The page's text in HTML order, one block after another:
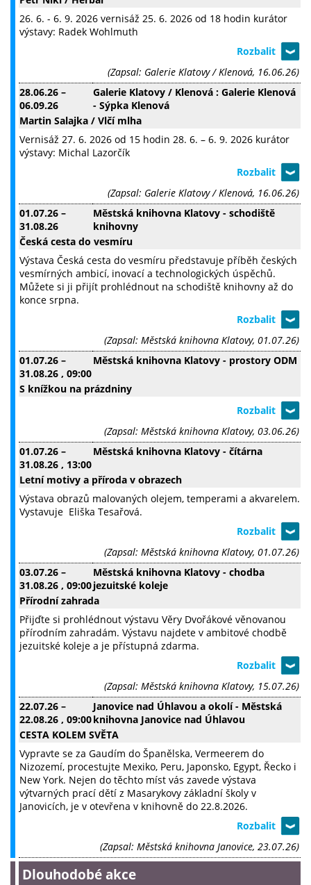
26. 6. - 6. 9. 2026 vernisáž 25. 6. 2026 od 18 hodin kurátor
výstavy: Radek Wohlmuth
(Zapsal: Galerie Klatovy / Klenová, 16.06.26)
28.06.26 –
06.09.26
Galerie Klatovy / Klenová : Galerie Klenová
- Sýpka Klenová
Martin Salajka / Vlčí mlha
Vernisáž 27. 6. 2026 od 15 hodin 28. 6. – 6. 9. 2026 kurátor
výstavy: Michal Lazorčík
(Zapsal: Galerie Klatovy / Klenová, 16.06.26)
01.07.26 –
31.08.26
Městská knihovna Klatovy - schodiště
knihovny
Česká cesta do vesmíru
Výstava Česká cesta do vesmíru představuje příběh českých
vesmírných ambicí, inovací a technologických úspěchů.
Můžete si ji přijít prohlédnout na schodiště knihovny až do
konce srpna.
(Zapsal: Městská knihovna Klatovy, 01.07.26)
01.07.26 –
31.08.26 , 09:00
Městská knihovna Klatovy - prostory ODM
S knížkou na prázdniny
(Zapsal: Městská knihovna Klatovy, 03.06.26)
01.07.26 –
31.08.26 , 13:00
Městská knihovna Klatovy - čítárna
Letní motivy a příroda v obrazech
Výstava obrazů malovaných olejem, temperami a akvarelem.
Vystavuje Eliška Tesařová.
(Zapsal: Městská knihovna Klatovy, 01.07.26)
03.07.26 –
31.08.26 , 09:00
Městská knihovna Klatovy - chodba
jezuitské koleje
Přírodní zahrada
Přijďte si prohlédnout výstavu Věry Dvořákové věnovanou
přírodním zahradám. Výstavu najdete v ambitové chodbě
jezuitské koleje a je přístupná zdarma.
(Zapsal: Městská knihovna Klatovy, 15.07.26)
22.07.26 –
22.08.26 , 09:00
Janovice nad Úhlavou a okolí - Městská
knihovna Janovice nad Úhlavou
CESTA KOLEM SVĚTA
Vypravte se za Gaudím do Španělska, Vermeerem do
Nizozemí, procestujte Mexiko, Peru, Japonsko, Egypt, Řecko i
New York. Nejen do těchto míst vás zavede výstava
výtvarných prací dětí z Masarykovy základní školy v
Janovicích, je v otevřena v knihovně do 22.8.2026.
(Zapsal: Městská knihovna Janovice, 23.07.26)
Dlouhodobé akce